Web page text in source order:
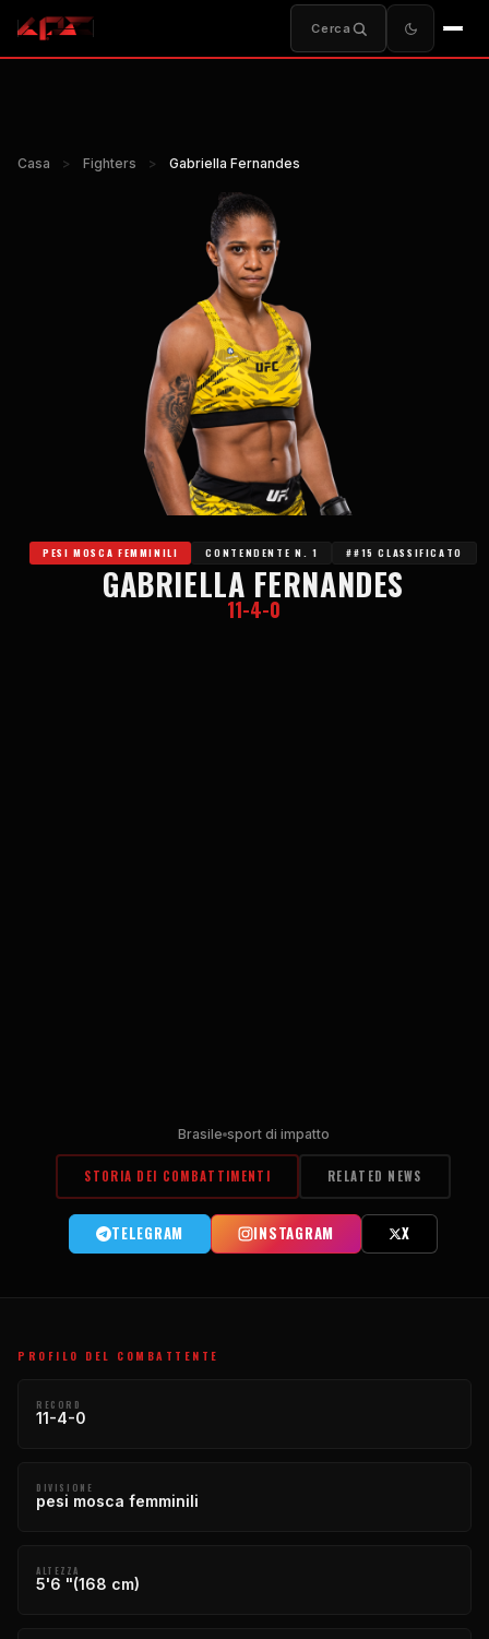
Cerca
Casa > Fighters > Gabriella Fernandes
PESI MOSCA FEMMINILI CONTENDENTE N. 1 ##15 CLASSIFICATO
GABRIELLA FERNANDES
11-4-0
Brasile sport di impatto
STORIA DEI COMBATTIMENTI RELATED NEWS
TELEGRAM INSTAGRAM X
PROFILO DEL COMBATTENTE
RECORD
11-4-0
DIVISIONE
pesi mosca femminili
ALTEZZA
5'6 "(168 cm)